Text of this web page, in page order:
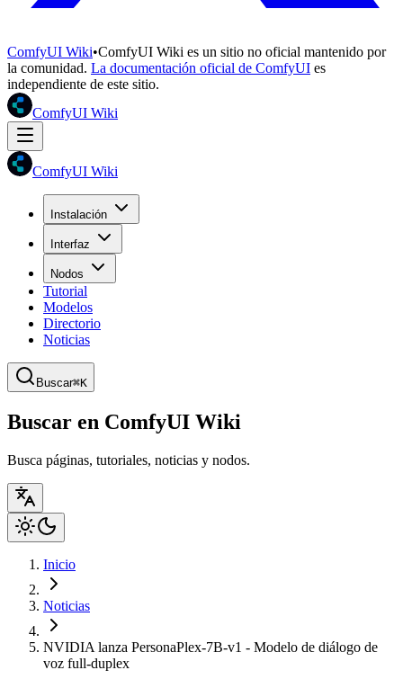
ComfyUI Wiki•ComfyUI Wiki es un sitio no oficial mantenido por
la comunidad. La documentación oficial de ComfyUI es
independiente de este sitio.
ComfyUI Wiki
ComfyUI Wiki
Instalación
Interfaz
Nodos
Tutorial
Modelos
Directorio
Noticias
Buscar⌘K
Buscar en ComfyUI Wiki
Busca páginas, tutoriales, noticias y nodos.
Inicio
Noticias
NVIDIA lanza PersonaPlex-7B-v1 - Modelo de diálogo de
voz full-duplex